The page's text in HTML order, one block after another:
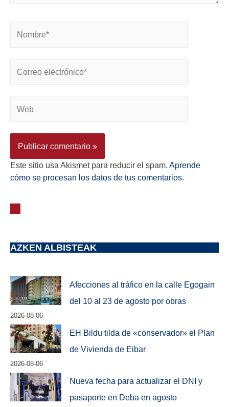
Este sitio usa Akismet para reducir el spam. Aprende
cómo se procesan los datos de tus comentarios.
AZKEN ALBISTEAK
Afecciones al tráfico en la calle Egogain
del 10 al 23 de agosto por obras
2026-08-06
EH Bildu tilda de «conservador» el Plan
de Vivienda de Eibar
2026-08-06
Nueva fecha para actualizar el DNI y
pasaporte en Deba en agosto